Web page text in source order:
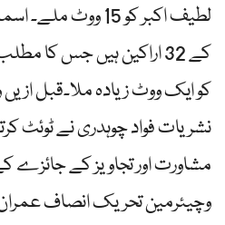
لطیف اکبر کو 15
کے 32 اراکین ہیں جس کا
کو ایک ووٹ زیادہ ملا۔قبل
نشریات فواد چوہدری نے ٹوئٹ
مشاورت اور تجاویز کے جائزے
وچیئرمین تحریک انصاف